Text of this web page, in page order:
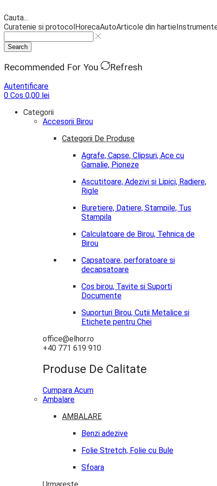
Cauta...
Curatenie si protocolHorecaAutoArticole din hartie
Search
Recommended For You Refresh
Autentificare
0 Cos 0,00 lei
Categorii
Accesorii Birou
Categorii De Produse
Agrafe, Capse, Clipsuri, Ace cu
Gamalie, Pioneze
Ascutitoare, Adezivi si Lipici, Radiere,
Rigle
Buretiere, Datiere, Stampile, Tus
Stampila
Calculatoare de Birou, Tehnica de
Birou
Capsatoare, perforatoare si
decapsatoare
Cos birou, Tavite si Suporti
Documente
Suporturi Birou, Cutii Metalice si
Etichete pentru Chei
office@elhor.ro
+40 771 619 910
Produse De Calitate
Cumpara Acum
Ambalare
AMBALARE
Benzi adezive
Folie Stretch, Folie cu Bule
Sfoara